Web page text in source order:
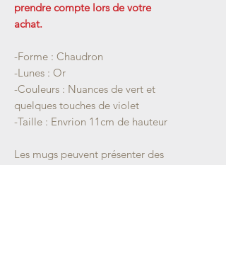
prendre compte lors de votre
achat.
-Forme : Chaudron
-Lunes : Or
-Couleurs : Nuances de vert et
quelques touches de violet
-Taille : Envrion 11cm de hauteur
Les mugs peuvent présenter des